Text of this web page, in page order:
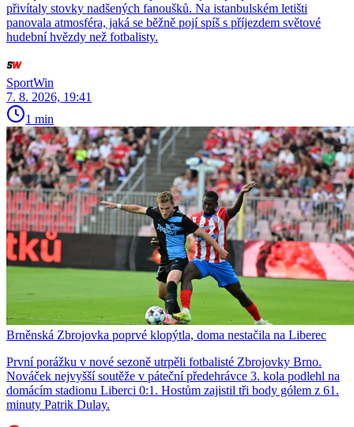
přivítaly stovky nadšených fanoušků. Na istanbulském letišti
panovala atmosféra, jaká se běžně pojí spíš s příjezdem světové
hudební hvězdy než fotbalisty.
SportWin
7. 8. 2026, 19:41
1 min
Brněnská Zbrojovka poprvé klopýtla, doma nestačila na Liberec
První porážku v nové sezoně utrpěli fotbalisté Zbrojovky Brno.
Nováček nejvyšší soutěže v páteční předehrávce 3. kola podlehl na
domácím stadionu Liberci 0:1. Hostům zajistil tři body gólem z 61.
minuty Patrik Dulay.